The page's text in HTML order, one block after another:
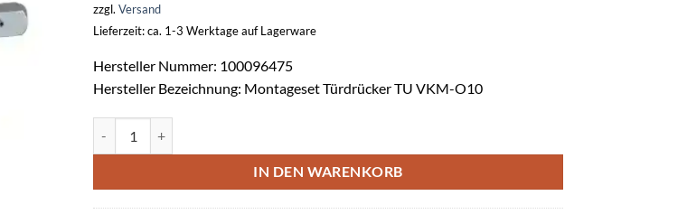
zzgl. Versand
Lieferzeit: ca. 1-3 Werktage auf Lagerware
Hersteller Nummer: 100096475
Hersteller Bezeichnung: Montageset Türdrücker TU VKM-O10
IN DEN WARENKORB